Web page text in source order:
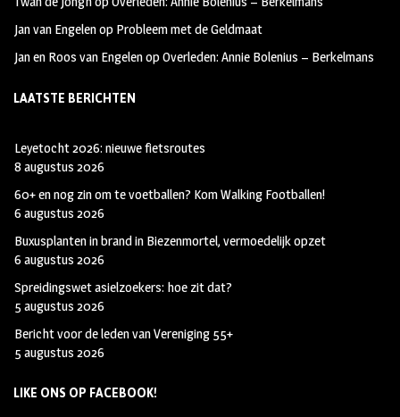
Jan van Engelenop Probleem met de Geldmaat
Jan en Roos van EngelenopOverleden: Annie Bolenius – Berkelmans
LAATSTE BERICHTEN
Leyetocht 2026: nieuwe fietsroutes
8 augustus 2026
60+ en nog zin om te voetballen? Kom Walking Footballen!
6 augustus 2026
Buxusplanten in brand in Biezenmortel, vermoedelijk opzet
6 augustus 2026
Spreidingswet asielzoekers: hoe zit dat?
5 augustus 2026
Bericht voor de leden van Vereniging 55+
5 augustus 2026
LIKE ONS OP FACEBOOK!